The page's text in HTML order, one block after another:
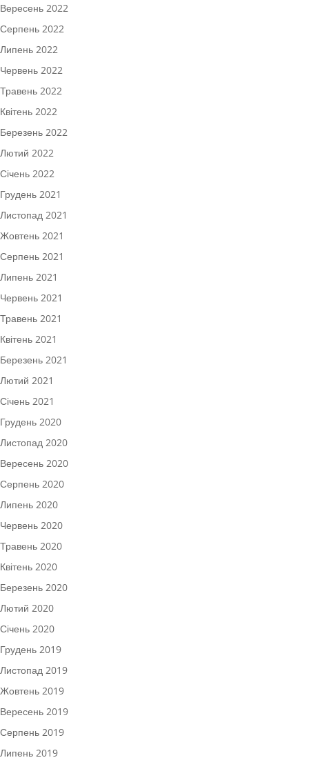
Вересень 2022
Серпень 2022
Липень 2022
Червень 2022
Травень 2022
Квітень 2022
Березень 2022
Лютий 2022
Січень 2022
Грудень 2021
Листопад 2021
Жовтень 2021
Серпень 2021
Липень 2021
Червень 2021
Травень 2021
Квітень 2021
Березень 2021
Лютий 2021
Січень 2021
Грудень 2020
Листопад 2020
Вересень 2020
Серпень 2020
Липень 2020
Червень 2020
Травень 2020
Квітень 2020
Березень 2020
Лютий 2020
Січень 2020
Грудень 2019
Листопад 2019
Жовтень 2019
Вересень 2019
Серпень 2019
Липень 2019